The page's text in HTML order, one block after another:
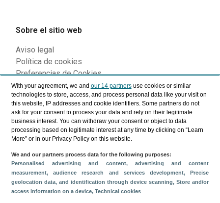
With your agreement, we and our 14 partnersuse cookies or similar
technologies to store, access, and process personal data like your visit on
this website, IP addresses and cookie identifiers. Some partners do not
ask for your consent to process your data and rely on their legitimate
business interest. You can withdraw your consent or object to data
processing based on legitimate interest at any time by clicking on “Learn
More” or in our Privacy Policy on this website.
We and our partners process data for the following purposes:
Personalised advertising and content, advertising and content
measurement, audience research and services development, Precise
geolocation data, and identification through device scanning, Store and/or
access information on a device, Technical cookies
Sobre el sitio web
Aviso legal
Política de cookies
Preferencias de Cookies
Siguenos en nuestras redes